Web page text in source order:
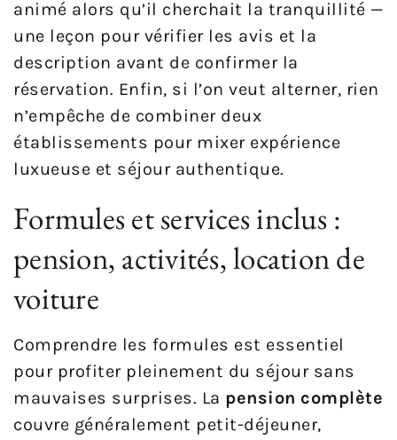
animé alors qu’il cherchait la tranquillité —
une leçon pour vérifier les avis et la
description avant de confirmer la
réservation. Enfin, si l’on veut alterner, rien
n’empêche de combiner deux
établissements pour mixer expérience
luxueuse et séjour authentique.
Formules et services inclus :
pension, activités, location de
voiture
Comprendre les formules est essentiel
pour profiter pleinement du séjour sans
mauvaises surprises. La pension complète
couvre généralement petit-déjeuner,